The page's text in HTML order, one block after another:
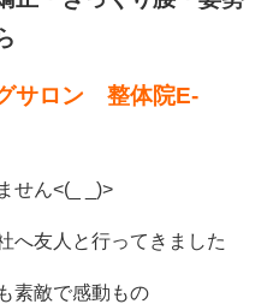
サロン 整体院E-
せん<(_ _)>
へ友人と行ってきました
素敵で感動もの